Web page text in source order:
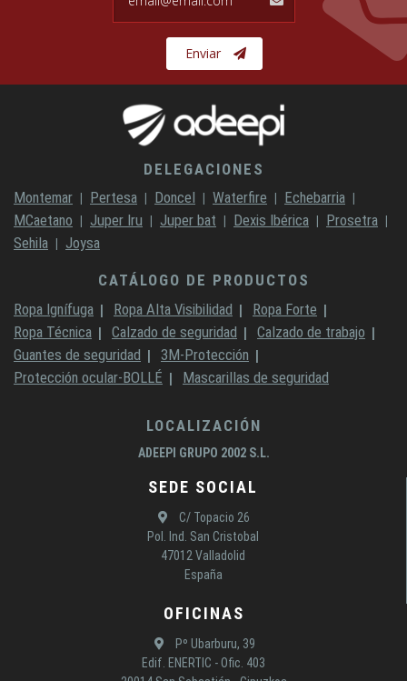
Enviar
DELEGACIONES
Montemar
Pertesa Doncel Waterfire
Echebarria
MCaetano
Juper Iru Juper bat Dexis Ibérica
Prosetra
Sehila
Joysa
CATÁLOGO DE PRODUCTOS
Ropa Ignífuga
Ropa Alta Visibilidad
Ropa Forte
Ropa Técnica
Calzado de seguridad
Calzado de trabajo
Guantes de seguridad
3M-Protección
Protección ocular-BOLLÉ
Mascarillas de seguridad
LOCALIZACIÓN
ADEEPI GRUPO 2002 S.L.
SEDE SOCIAL
C/ Topacio 26
Pol. Ind. San Cristobal
47012 Valladolid
España
OFICINAS
Pº Ubarburu, 39
Edif. ENERTIC - Ofic. 403